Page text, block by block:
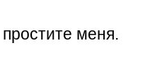
меня.